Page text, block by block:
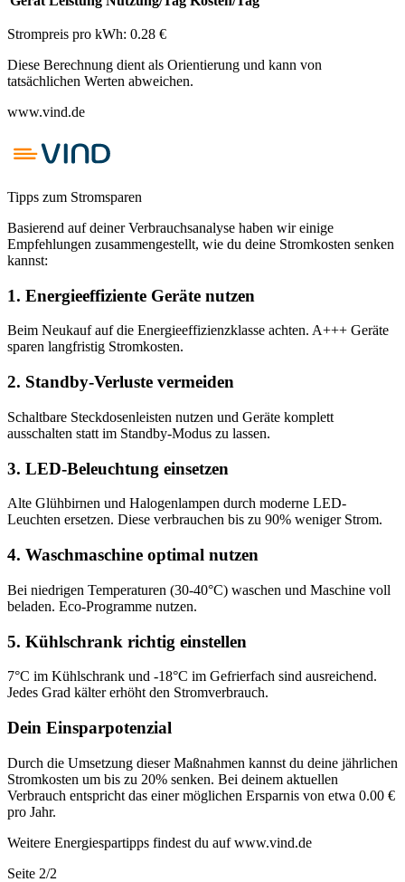
Strompreis pro kWh: 0.28 €
Diese Berechnung dient als Orientierung und kann von
tatsächlichen Werten abweichen.
www.vind.de
Tipps zum Stromsparen
Basierend auf deiner Verbrauchsanalyse haben wir einige
Empfehlungen zusammengestellt, wie du deine Stromkosten senken
kannst:
1. Energieeffiziente Geräte nutzen
Beim Neukauf auf die Energieeffizienzklasse achten. A+++ Geräte
sparen langfristig Stromkosten.
2. Standby-Verluste vermeiden
Schaltbare Steckdosenleisten nutzen und Geräte komplett
ausschalten statt im Standby-Modus zu lassen.
3. LED-Beleuchtung einsetzen
Alte Glühbirnen und Halogenlampen durch moderne LED-
Leuchten ersetzen. Diese verbrauchen bis zu 90% weniger Strom.
4. Waschmaschine optimal nutzen
Bei niedrigen Temperaturen (30-40°C) waschen und Maschine voll
beladen. Eco-Programme nutzen.
5. Kühlschrank richtig einstellen
7°C im Kühlschrank und -18°C im Gefrierfach sind ausreichend.
Jedes Grad kälter erhöht den Stromverbrauch.
Dein Einsparpotenzial
Durch die Umsetzung dieser Maßnahmen kannst du deine jährlichen
Stromkosten um bis zu 20% senken. Bei deinem aktuellen
Verbrauch entspricht das einer möglichen Ersparnis von etwa 0.00 €
pro Jahr.
Weitere Energiespartipps findest du auf www.vind.de
Seite 2/2